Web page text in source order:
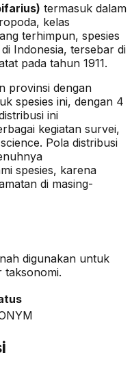
) termasuk dalam
, kelas
terhimpun, spesies
di Indonesia, tersebar di
pada tahun 1911.
provinsi dengan
spesies ini, dengan 4
ini
kegiatan survei,
Pola distribusi
spesies, karena
di masing-
digunakan untuk
taksonomi.